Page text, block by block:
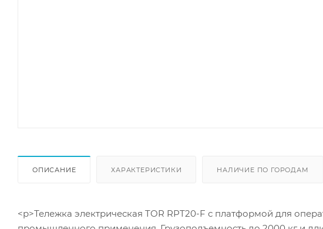
ОПИСАНИЕ ХАРАКТЕРИСТИКИ НАЛИЧИЕ ПО ГОРОДАМ
<p>Тележка электрическая TOR RPT20-F с платформой для